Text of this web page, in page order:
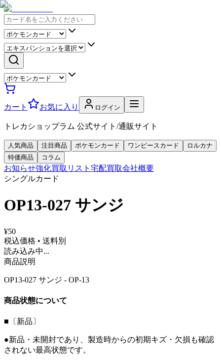
カート お気に入り ログイン
トレカショップラム 公式サイト/通販サイト
人気商品 注目商品 ポケモンカード ワンピースカード
ロルカナ
特価商品
コラム
お知らせ強化買取リスト 宅配買取会社概要
シングルカード
OP13-027 サンジ
¥50
税込価格 • 送料別
読み込み中...
商品説明
OP13-027 サンジ - OP-13
商品状態について
■〔新品〕
●新品・未開封であり、製造時からの初期キズ・欠損も確認
されない最高状態です。